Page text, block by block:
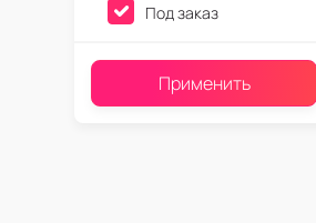
Под заказ
Применить